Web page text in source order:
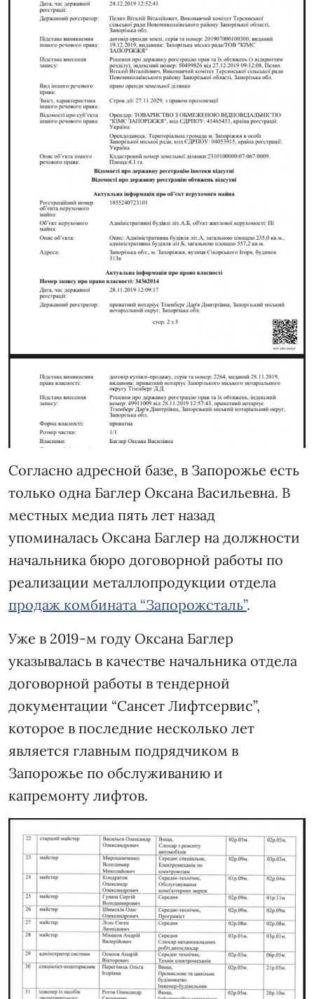
Согласно адресной базе, в Запорожье есть
только одна Баглер Оксана Васильевна. В
местных медиа пять лет назад
упоминалась Оксана Баглер на должности
начальника бюро договорной работы по
реализации металлопродукции отдела
продаж комбината “Запорожсталь”.
Уже в 2019-м году Оксана Баглер
указывалась в качестве начальника отдела
договорной работы в тендерной
документации “Сансет Лифтсервис”,
которое в последние несколько лет
является главным подрядчиком в
Запорожье по обслуживанию и
капремонту лифтов.